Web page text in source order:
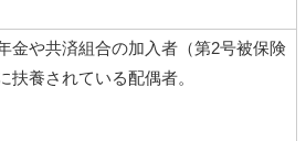
金や共済組合の加入者（第2号被保険
扶養されている配偶者。